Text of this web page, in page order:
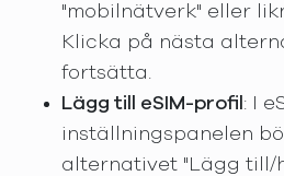
"mobilnätverk" eller
Klicka på nästa
fortsätta.
Lägg till eSIM-profil : I
inställningspanelen
alternativet "Lägg till/